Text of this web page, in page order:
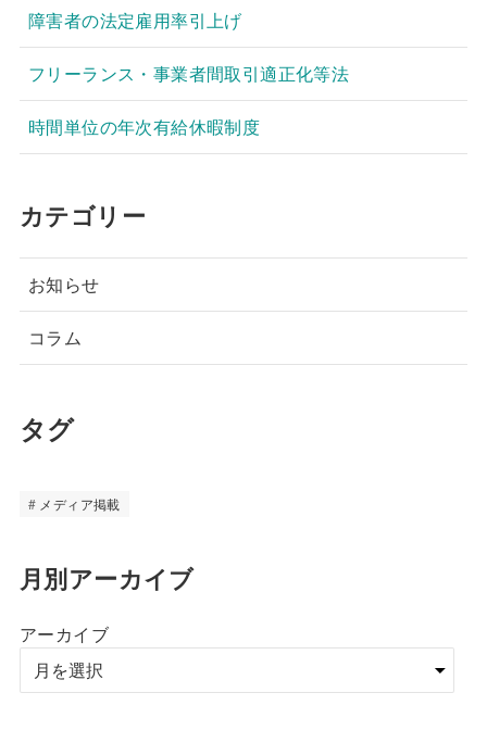
障害者の法定雇用率引上げ
フリーランス・事業者間取引適正化等法
時間単位の年次有給休暇制度
カテゴリー
お知らせ
コラム
タグ
メディア掲載
月別アーカイブ
アーカイブ